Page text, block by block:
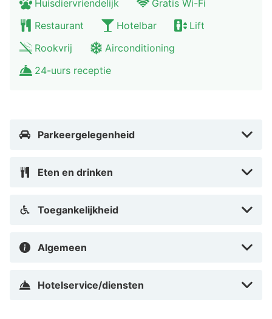
Huisdiervriendelijk
Gratis Wi-Fi
Restaurant
Hotelbar
Lift
Rookvrij
Airconditioning
24-uurs receptie
Parkeergelegenheid
Eten en drinken
Toegankelijkheid
Algemeen
Hotelservice/diensten